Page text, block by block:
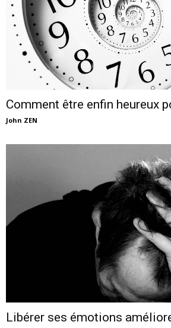
Comment être enfin heureux
John ZEN
Libérer ses émotions